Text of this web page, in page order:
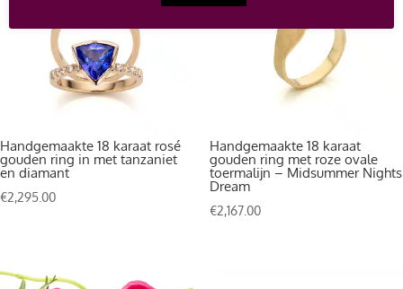
Handgemaakte 18 karaat rosé
gouden ring in met tanzaniet
en diamant
€2,295.00
Handgemaakte 18 karaat
gouden ring met roze ovale
toermalijn – Midsummer Nights
Dream
€2,167.00